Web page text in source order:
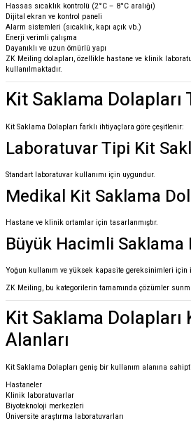
Hassas sıcaklık kontrolü (2°C – 8°C aralığı)
Dijital ekran ve kontrol paneli
Alarm sistemleri (sıcaklık, kapı açık vb.)
Enerji verimli çalışma
Dayanıklı ve uzun ömürlü yapı
ZK Meiling dolapları, özellikle hastane ve klinik
kullanılmaktadır.
Kit Saklama Dolapları
Kit Saklama Dolapları farklı ihtiyaçlara göre çeşitlenir:
Laboratuvar Tipi Kit
Standart laboratuvar kullanımı için uygundur.
Medikal Kit Saklama
Hastane ve klinik ortamlar için tasarlanmıştır.
Büyük Hacimli Saklama
Yoğun kullanım ve yüksek kapasite gereksinimleri için
ZK Meiling, bu kategorilerin tamamında çözümler
Kit Saklama Dolapları
Alanları
Kit Saklama Dolapları geniş bir kullanım alanına
Hastaneler
Klinik laboratuvarlar
Biyoteknoloji merkezleri
Üniversite araştırma laboratuvarları